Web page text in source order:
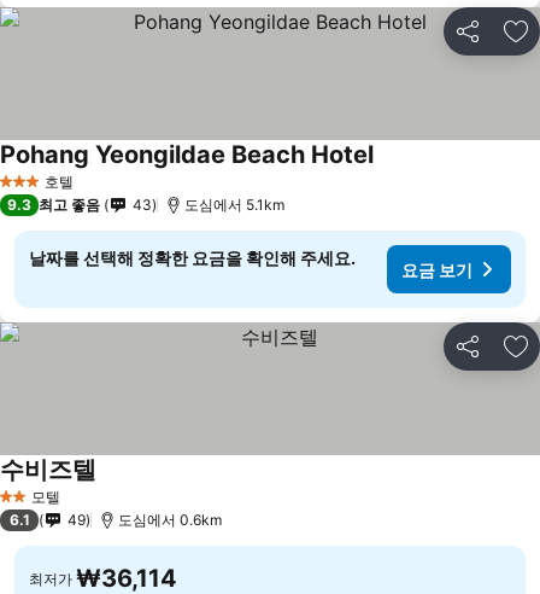
공유 즐
3 성급 호텔
Pohang Yeongildae Beach Hotel
9.3 최고 좋음 43 도심에서 5.1km
날짜를 선택해 정확한 요금을 확인해 주세요.
요금 보기
공유 즐
2 성급모텔
수비즈텔
6.1 49 도심에서 0.6km
최저가 ₩36,114